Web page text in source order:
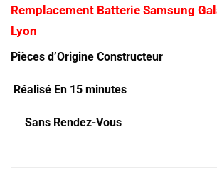
Remplacement Batterie Samsung
Lyon
Pièces d’Origine Constructeur
Réalisé En 15 minutes
Sans Rendez-Vous